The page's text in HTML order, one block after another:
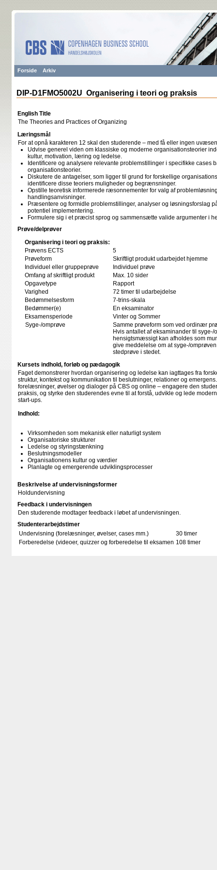
Forside Arkiv
DIP-D1FMO5002U Organisering i teori og praksis
English Title
The Theories and Practices of Organizing
Læringsmål
For at opnå karakteren 12 skal den studerende – med få eller ingen
Udvise generel viden om klassiske og moderne organisationsteorier
kultur, motivation, læring og ledelse.
Identificere og analysere relevante problemstillinger i specifikke cases
organisationsteorier.
Diskutere de antagelser, som ligger til grund for forskellige
identificere disse teoriers muligheder og begrænsninger.
Opstille teoretisk informerede ræsonnementer for valg af
handlingsanvisninger.
Præsentere og formidle problemstillinger, analyser og løsningsforslag
potentiel implementering.
Formulere sig i et præcist sprog og sammensætte valide argumenter i
Prøve/delprøver
Organisering i teori og praksis:
Prøvens ECTS
5
Prøveform
Skriftligt produkt udarbejdet hjemme
Individuel eller gruppeprøve
Individuel prøve
Omfang af skriftligt produkt
Max. 10 sider
Opgavetype
Rapport
Varighed
72 timer til udarbejdelse
Bedømmelsesform
7-trins-skala
Bedømmer(e)
En eksaminator
Eksamensperiode
Vinter og Sommer
Syge-/omprøve
Samme prøveform som ved ordinær
Hvis antallet af eksaminander til
hensigtsmæssigt kan afholdes som
give meddelelse om at syge-/
stedprøve i stedet.
Kursets indhold, forløb og pædagogik
Faget demonstrerer hvordan organisering og ledelse kan iagttages fra
struktur, kontekst og kommunikation til beslutninger, relationer og
forelæsninger, øvelser og dialoger på CBS og online – engagere den
praksis, og styrke den studerendes evne til at forstå, udvikle og lede
start-ups.
Indhold:
Virksomheden som mekanisk eller naturligt system
Organisatoriske strukturer
Ledelse og styringstænkning
Beslutningsmodeller
Organisationens kultur og værdier
Planlagte og emergerende udviklingsprocesser
Beskrivelse af undervisningsformer
Holdundervisning
Feedback i undervisningen
Den studerende modtager feedback i løbet af undervisningen.
Studenterarbejdstimer
Undervisning (forelæsninger, øvelser, cases mm.)
30 timer
Forberedelse (videoer, quizzer og forberedelse til eksamen 108 timer